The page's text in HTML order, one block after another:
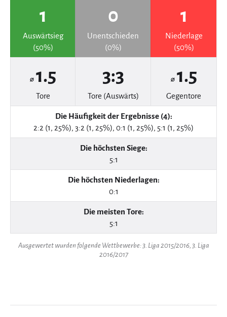
1
Auswärtsieg
(50%)
0
Unentschieden
(0%)
1
Niederlage
(50%)
⌀ 1.5
Tore
3:3
Tore (Auswärts)
⌀ 1.5
Gegentore
Die Häufigkeit der Ergebnisse (4):
2:2 (1, 25%), 3:2 (1, 25%), 0:1 (1, 25%), 5:1 (1, 25%)
Die höchsten Siege:
5:1
Die höchsten Niederlagen:
0:1
Die meisten Tore:
5:1
Ausgewertet wurden folgende Wettbewerbe: 3. Liga 2015/2016, 3. Liga
2016/2017